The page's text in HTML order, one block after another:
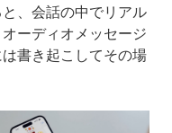
、会話の中でリアル
ーディオメッセージ
書き起こしてその場